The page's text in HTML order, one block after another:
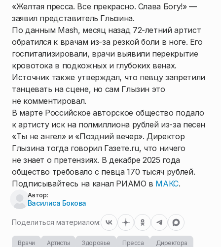
«Желтая пресса. Все прекрасно. Слава Богу!» —
заявил представитель Глызина.
По данным Mash, месяц назад 72-летний артист
обратился к врачам из-за резкой боли в ноге. Его
госпитализировали, врачи выявили перекрытие
кровотока в подкожных и глубоких венах.
Источник также утверждал, что певцу запретили
танцевать на сцене, но сам Глызин это
не комментировал.
В марте Российское авторское общество подало
к артисту иск на полмиллиона рублей из-за песен
«Ты не ангел» и «Поздний вечер». Директор
Глызина тогда говорил Газете.ru, что ничего
не знает о претензиях. В декабре 2025 года
общество требовало с певца 170 тысяч рублей.
Подписывайтесь на канал РИАМО в МАКС.
Автор:
Василиса Бокова
Поделиться материалом:
Врачи Артисты Здоровье Пресса
Директора